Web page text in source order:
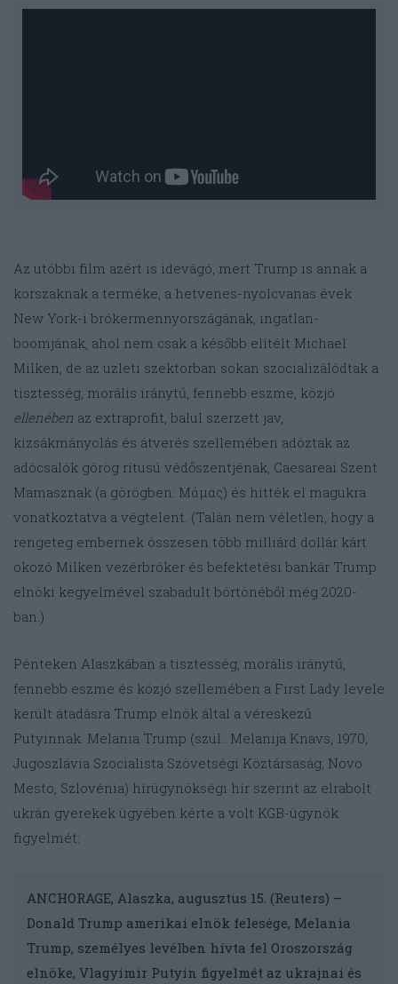
Az utóbbi film azért is idevágó, mert Trump is annak a
korszaknak a terméke, a hetvenes-nyolcvanas évek
New York-i brókermennyországának, ingatlan-
boomjának, ahol nem csak a később elítélt Michael
Milken, de az üzleti szektorban sokan szocializálódtak a
tisztesség, morális iránytű, fennebb eszme, közjó
ellenében az extraprofit, balul szerzett jav,
kizsákmányolás és átverés szellemében adóztak az
adócsalók görög rítusú védőszentjénak, Caesareai Szent
Mamasznak (a görögben: Μάμας) és hitték el magukra
vonatkoztatva a végtelent. (Talán nem véletlen, hogy a
rengeteg embernek összesen több milliárd dollár kárt
okozó Milken vezérbróker és befektetési bankár Trump
elnöki kegyelmével szabadult börtönéből még 2020-
ban.)
Pénteken Alaszkában a tisztesség, morális iránytű,
fennebb eszme és közjó szellemében a First Lady levele
került átadásra Trump elnök által a véreskezű
Putyinnak. Melania Trump (szül.: Melanija Knavs, 1970,
Jugoszlávia Szocialista Szövetségi Köztársaság, Novo
Mesto, Szlovénia) hírügynökségi hír szerint az elrabolt
ukrán gyerekek ügyében kérte a volt KGB-ügynök
figyelmét:
ANCHORAGE, Alaszka, augusztus 15. (Reuters) –
Donald Trump amerikai elnök felesége, Melania
Trump, személyes levélben hívta fel Oroszország
elnöke, Vlagyimir Putyin figyelmét az ukrajnai és